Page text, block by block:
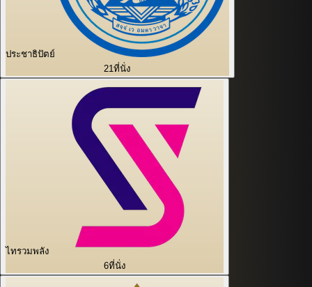
ประชาธิปัตย์
21ที่นั่ง
ไทรวมพลัง
6ที่นั่ง